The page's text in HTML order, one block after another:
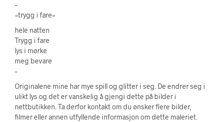
–
«trygg i fare»
hele natten
Trygg i fare
lys i mørke
meg bevare
–
Originalene mine har mye spill og glitter i seg. De endrer seg i
ulikt lys og det er vanskelig å gjengi dette på bilder i
nettbutikken. Ta derfor kontakt om du ønsker flere bilder,
filmer eller annen utfyllende informasjon om dette maleriet.